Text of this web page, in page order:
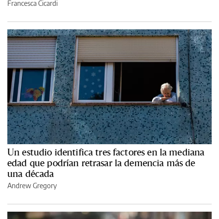
Francesca Cicardi
Un estudio identifica tres factores en la mediana
edad que podrían retrasar la demencia más de
una década
Andrew Gregory